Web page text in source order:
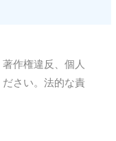
作権違反、個人
さい。法的な責